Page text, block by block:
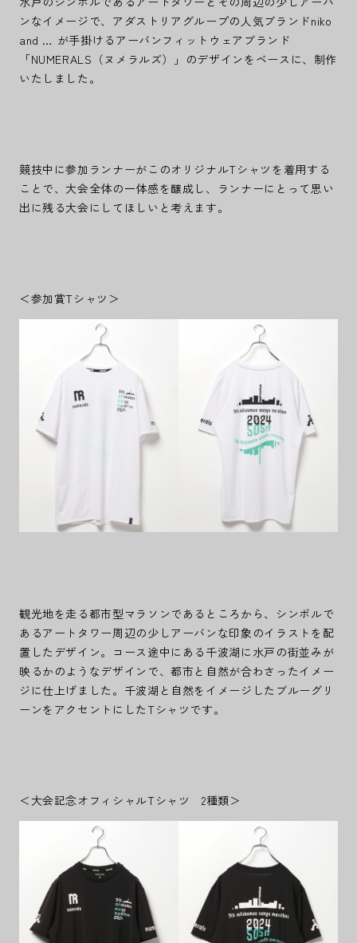
ンなイメージで、アダストリアグループの人気ブランドniko
and … が手掛けるアーバンフィットウェアブランド
「NUMERALS（ヌメラルズ）」のデザインをベースに、制作
いたしました。
競技中に参加ランナーがこのオリジナルTシャツを着用する
ことで、大会全体の一体感を醸成し、ランナーにとって思い
出に残る大会にしてほしいと考えます。
＜参加賞Tシャツ＞
観光地を走る都市型マラソンであるところから、シンボルで
あるアートタワー周辺の少しアーバンな印象のイラストを配
置したデザイン。コース途中にある千波湖に水戸の街並みが
映るかのようなデザインで、都市と自然が合わさったイメー
ジに仕上げました。千波湖と自然をイメージしたブルーグリ
ーンをアクセントにしたTシャツです。
＜大会記念オフィシャルTシャツ 2種類＞